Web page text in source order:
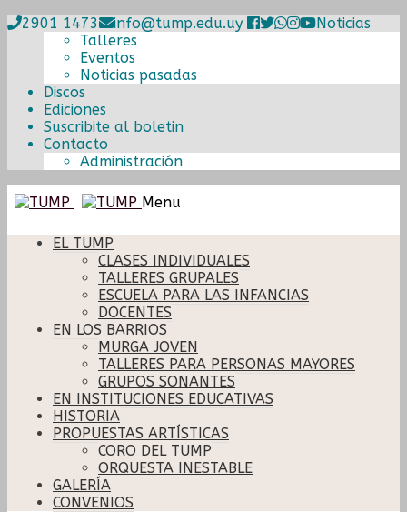
2901 1473 info@tump.edu.uy
Noticias
Talleres
Eventos
Noticias pasadas
Discos
Ediciones
Suscribite al boletin
Contacto
Administración
Ir
la
navegación
Ir
contenido
Menu
EL TUMP
CLASES INDIVIDUALES
TALLERES GRUPALES
ESCUELA PARA LAS INFANCIAS
DOCENTES
EN LOS BARRIOS
MURGA JOVEN
TALLERES PARA PERSONAS MAYORES
GRUPOS SONANTES
EN INSTITUCIONES EDUCATIVAS
HISTORIA
PROPUESTAS ARTÍSTICAS
CORO DEL TUMP
ORQUESTA INESTABLE
GALERÍA
CONVENIOS